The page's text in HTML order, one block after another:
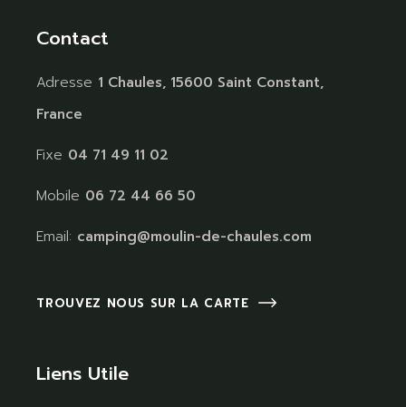
Contact
Adresse 1 Chaules, 15600 Saint Constant,
France
Fixe 04 71 49 11 02
Mobile 06 72 44 66 50
Email: camping@moulin-de-chaules.com
TROUVEZ NOUS SUR LA CARTE
Liens Utile